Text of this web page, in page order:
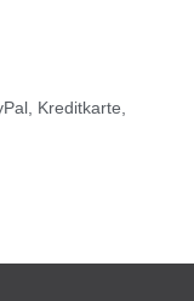
Kreditkarte,